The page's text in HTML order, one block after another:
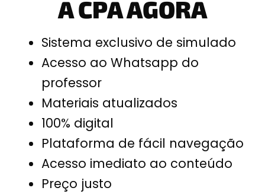
A CPA AGORA
Sistema exclusivo de simulado
Acesso ao Whatsapp do
professor
Materiais atualizados
100% digital
Plataforma de fácil navegação
Acesso imediato ao conteúdo
Preço justo